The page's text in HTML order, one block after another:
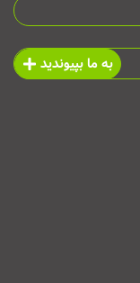
به ما بپیوندید